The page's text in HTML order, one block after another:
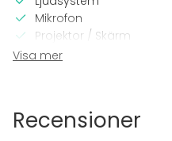
Mikrofon
Projektor / Skärm
Wi-Fi
I lokalen
Visa mer
Recensioner